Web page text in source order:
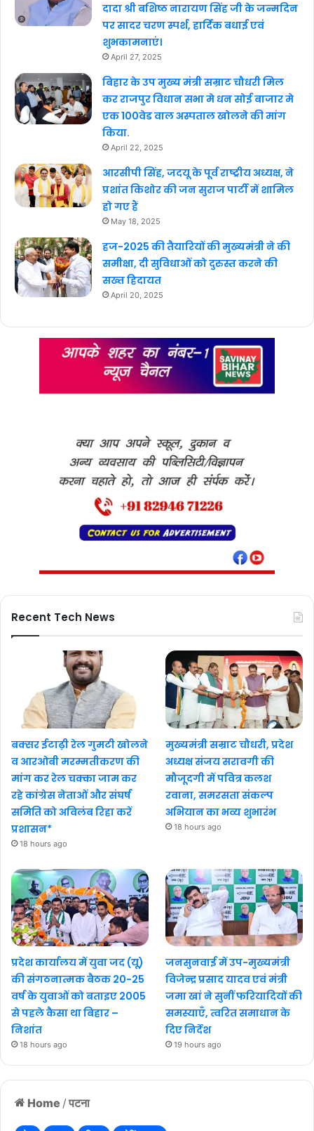
Home / पटना
दादा श्री बशिष्ठ नारायण सिंह जी के जन्मदिन
पर सादर चरण स्पर्श, हार्दिक बधाई एवं
शुभकामनाएं।
April 27, 2025
बिहार के उप मुख्य मंत्री सम्राट चौधरी मिल
कर राजपुर विधान सभा मे धन सोई बाजार मे
एक 100वेड वाल अस्पताल खोलने की मांग
किया.
April 22, 2025
आरसीपी सिंह, जदयू के पूर्व राष्ट्रीय अध्यक्ष, ने
प्रशांत किशोर की जन सुराज पार्टी में शामिल
हो गए हैं
May 18, 2025
हज-2025 की तैयारियों की मुख्यमंत्री ने की
समीक्षा, दी सुविधाओं को दुरुस्त करने की
सख्त हिदायत
April 20, 2025
Recent Tech News
बक्सर ईटाढ़ी रेल गुमटी खोलने
व आरओबी मरम्मतीकरण की
मांग कर रेल चक्का जाम कर
रहे कांग्रेस नेताओं और संघर्ष
समिति को अविलंब रिहा करें
प्रशासन*
18 hours ago
मुख्यमंत्री सम्राट चौधरी, प्रदेश
अध्यक्ष संजय सरावगी की
मौजूदगी में पवित्र कलश
रवाना, समरसता संकल्प
अभियान का भव्य शुभारंभ
18 hours ago
प्रदेश कार्यालय में युवा जद (यू)
की संगठनात्मक बैठक 20-25
वर्ष के युवाओं को बताइए 2005
से पहले कैसा था बिहार –
निशांत
18 hours ago
जनसुनवाई में उप-मुख्यमंत्री
विजेन्द्र प्रसाद यादव एवं मंत्री
जमा खां ने सुनीं फरियादियों की
समस्याएँ, त्वरित समाधान के
दिए निर्देश
19 hours ago